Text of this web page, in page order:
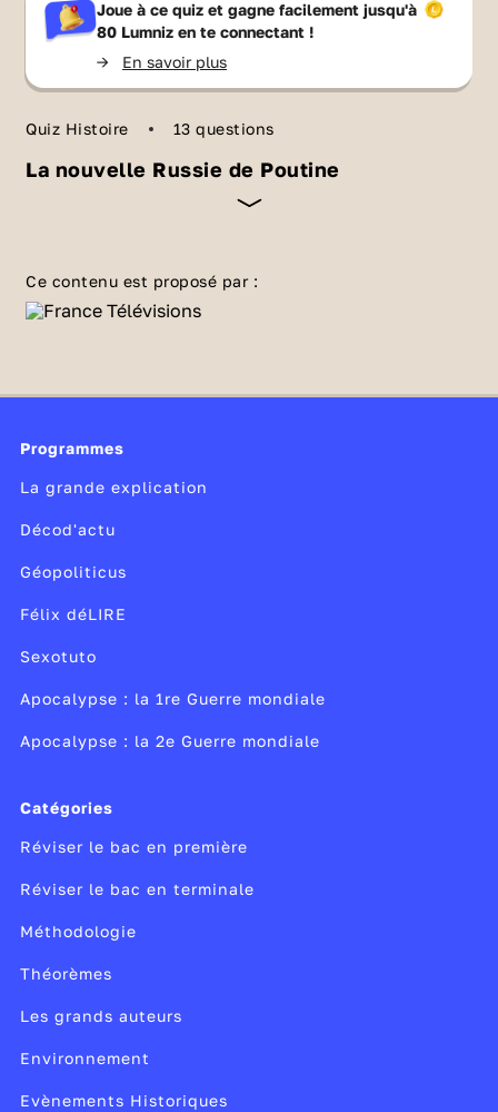
Joue à ce quiz et gagne facilement jusqu'à
80 Lumniz en te connectant !
-> En savoir plus
Quiz Histoire 13 questions
La nouvelle Russie de Poutine
avec ce quiz. En 2000, il devient président de
la Fédération de Russie. L'ancien membre des
des tsars et de l'URSS. Aujourd'hui, la Russie
mondiale et fait partie des 10 premières
puissances économiques mondiales.
Ce contenu est proposé par :
Programmes
La grande explication
Décod'actu
Géopoliticus
Félix déLIRE
Sexotuto
Apocalypse : la 1re Guerre mondiale
Apocalypse : la 2e Guerre mondiale
Catégories
Réviser le bac en première
Réviser le bac en terminale
Méthodologie
Théorèmes
Les grands auteurs
Environnement
Evènements Historiques